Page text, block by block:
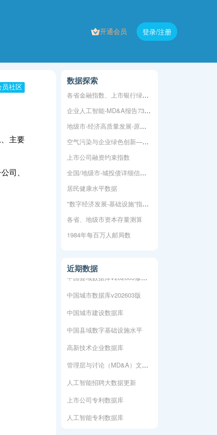
开通会员
登录/注册
员社区
主要
司、
数据探索
各省金融指数、上市银行绿色信贷余额
企业人工智能-MD&A报告73个词频统计
地级市-经济高质量发展-原始+测算
空气污染与企业绿色创新——基于我国重污染行业A股上市公司的经验证据
上市公司融资约束指数
全国/地级市-城投债详细信息及汇总数据
居民健康水平数据
"数字经济发展-基础设施”指标体系
‍各省、地级市资本存量测算
1984年每百万人邮局数
近期数据
上市公司专利数据库
人工智能专利数据库
中国城市数据库v202603版
中国城市建设数据库
中国县域数字基础设施水平
高新技术企业数据库
人工智能招聘大数据更新
上市公司专利数据库
人工智能专利数据库